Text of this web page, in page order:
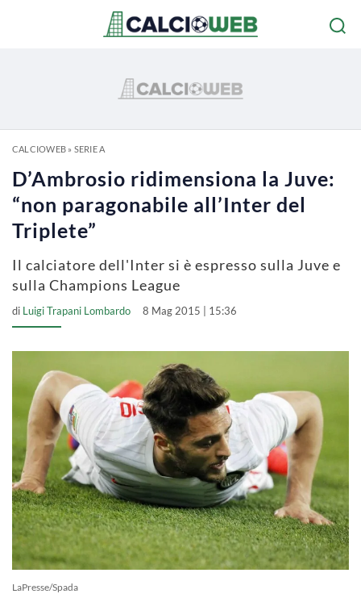
CALCIOWEB» SERIE A
D’Ambrosio ridimensiona la Juve:
“non paragonabile all’Inter del
Triplete”
Il calciatore dell'Inter si è espresso sulla Juve e
sulla Champions League
di Luigi Trapani Lombardo 8 Mag 2015 | 15:36
LaPresse/Spada